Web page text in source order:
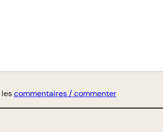
commentaires / commenter